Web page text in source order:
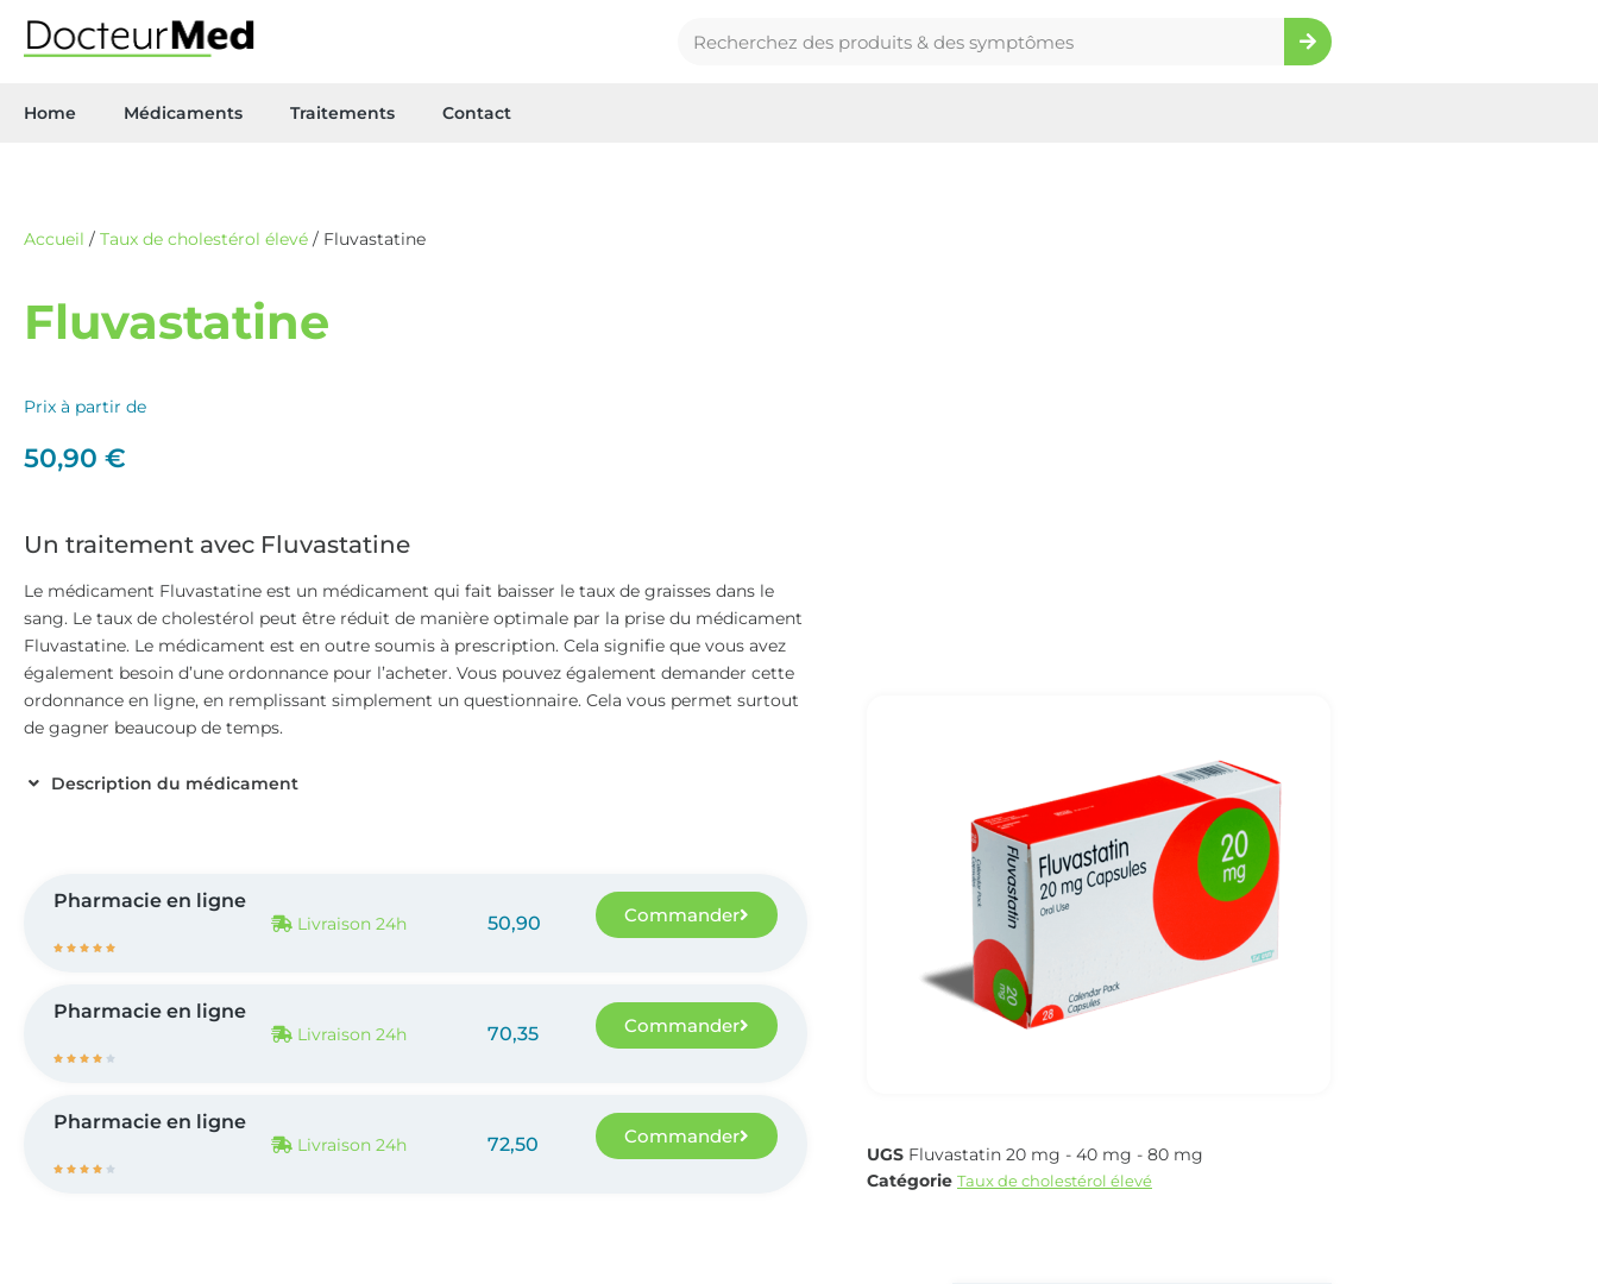
Home Médicaments Traitements Contact
Accueil / Taux de cholestérol élevé / Fluvastatine
Fluvastatine
Prix à partir de
50,90 €
Un traitement avec Fluvastatine
Le médicament Fluvastatine est un médicament qui fait baisser le taux de graisses dans le
sang. Le taux de cholestérol peut être réduit de manière optimale par la prise du médicament
Fluvastatine. Le médicament est en outre soumis à prescription. Cela signifie que vous avez
également besoin d’une ordonnance pour l’acheter. Vous pouvez également demander cette
ordonnance en ligne, en remplissant simplement un questionnaire. Cela vous permet surtout
de gagner beaucoup de temps.
Description du médicament
Pharmacie en ligne
    
Livraison 24h 50,90 Commander
Pharmacie en ligne
    
Livraison 24h 70,35 Commander
Pharmacie en ligne
    
Livraison 24h 72,50 Commander
UGS Fluvastatin 20 mg - 40 mg - 80 mg
Catégorie Taux de cholestérol élevé